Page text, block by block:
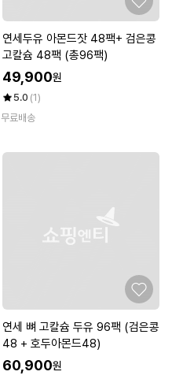
연세두유 아몬드잣 48팩+ 검은콩
고칼슘 48팩 (총96팩)
49,900원
5.0 (1)
무료배송
연세 뼈 고칼슘 두유 96팩 (검은콩
48 + 호두아몬드48)
60,900원